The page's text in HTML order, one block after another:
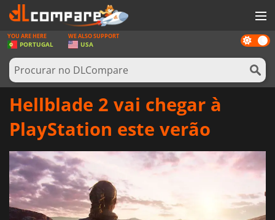
JOGOS
GAME CARDS
SOFTWARE
HARDWARE
NOTÍCIAS
ENTRAR OU REGISTAR
Dark
mode
YOU ARE HERE
PORTUGAL
WE ALSO SUPPORT
USA
Hellblade 2 vai chegar à
PlayStation este verão